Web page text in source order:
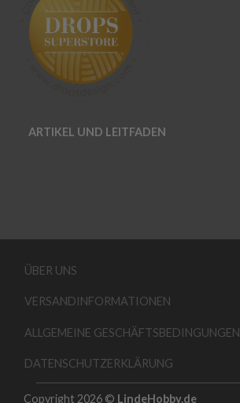
ARTIKEL UND LEITFADEN
ÜBER UNS
VERSANDINFORMATIONEN
ALLGEMEINE GESCHÄFTSBEDINGUNGEN
DATENSCHUTZERKLÄRUNG
Copyright 2026 © LindeHobby.de